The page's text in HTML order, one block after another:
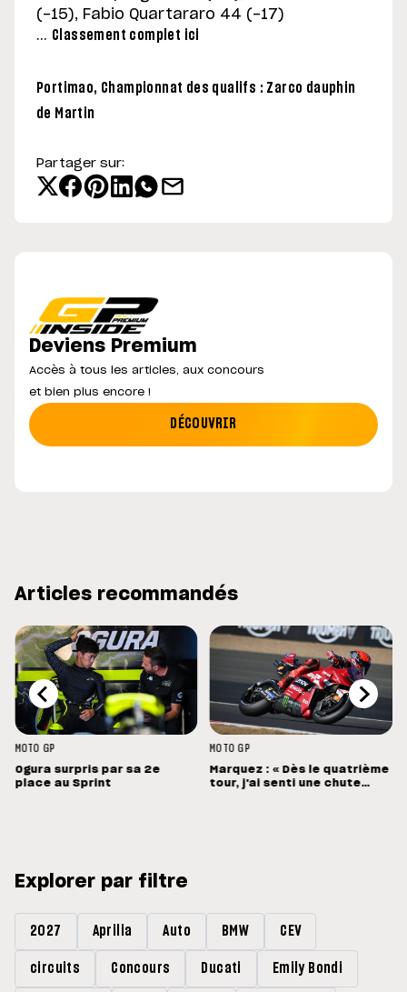
(-15), Fabio Quartararo 44 (-17)
… Classement complet ici
Portimao, Championnat des qualifs : Zarco dauphin
de Martin
Partager sur:
Deviens Premium
Accès à tous les articles, aux concours
et bien plus encore !
DÉCOUVRIR
Articles recommandés
MOTO GP
Ogura surpris par sa 2e
place au Sprint
MOTO GP
Marquez : « Dès le quatrième
tour, j'ai senti une chute
Explorer par filtre
2027 Aprilia Auto BMW CEV
circuits Concours Ducati Emily Bondi